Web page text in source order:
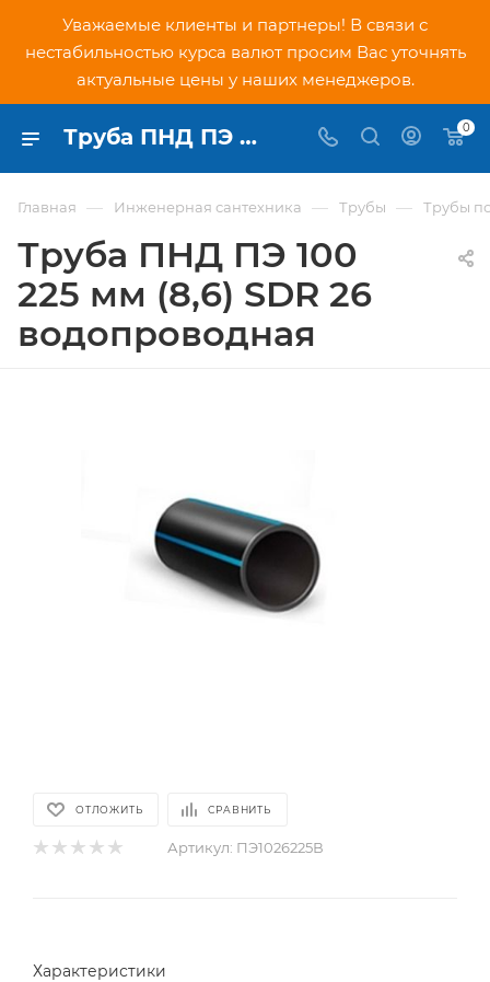
Уважаемые клиенты и партнеры! В связи с
нестабильностью курса валют просим Вас уточнять
актуальные цены у наших менеджеров.
Труба ПНД ПЭ 100 225 мм (8,6) SDR 26 водопроводная - купить по низкой цене в Москве, интернет-магазин PNDtech.ru 0
Главная — Инженерная сантехника — Трубы — Трубы
Труба ПНД ПЭ 100
225 мм (8,6) SDR 26
водопроводная
ОТЛОЖИТЬ СРАВНИТЬ
Артикул: ПЭ1026225В
Характеристики